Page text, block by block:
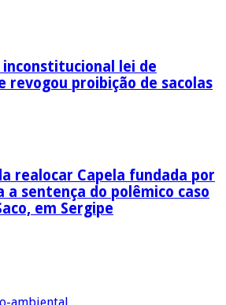
inconstitucional lei de
revogou proibição de sacolas
realocar Capela fundada por
a sentença do polêmico caso
em Sergipe